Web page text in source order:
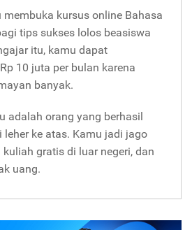
kursus online Bahasa
tips sukses lolos beasiswa
itu, kamu dapat
10 juta per bulan karena
banyak.
adalah orang yang berhasil
ke atas. Kamu jadi jago
gratis di luar negeri, dan
uang.